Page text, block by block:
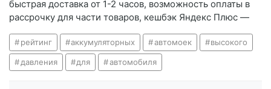
быстрая доставка от 1-2 часов, возможность оплаты в
рассрочку для части товаров, кешбэк Яндекс Плюс —
рейтинг аккумуляторных автомоек высокого
давления для автомобиля